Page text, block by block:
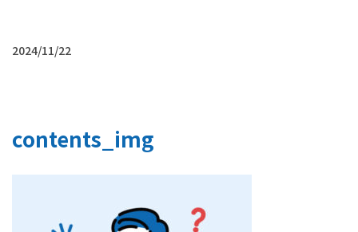
2024/11/22
contents_img